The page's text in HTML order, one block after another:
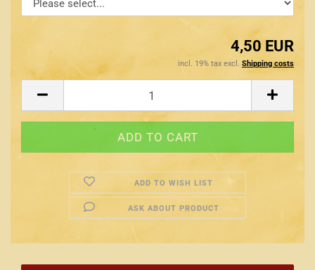
4,50 EUR
incl. 19% tax excl. Shipping costs
ADD TO WISH LIST
ASK ABOUT PRODUCT